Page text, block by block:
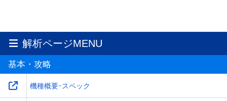
解析ページMENU
基本・攻略
機種概要･スペック